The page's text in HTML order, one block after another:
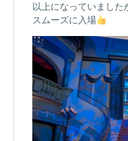
以上になっていました
スムーズに入場